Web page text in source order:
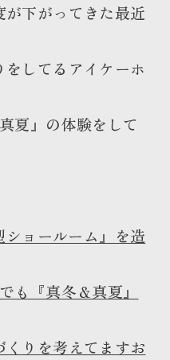
下がってきた最近
をしてるアイケーホ
夏』の体験をして
ョールーム』を造
も『真冬＆真夏』
りを考えてますお